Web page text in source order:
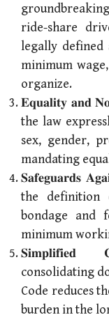
ride-share
legally defined
minimum
organize.
𝐄𝐪𝐮𝐚𝐥𝐢𝐭𝐲 𝐚𝐧𝐝
the law
sex, gender,
mandating
𝐒𝐚𝐟𝐞𝐠𝐮𝐚𝐫𝐝𝐬
the definition
bondage and
minimum
consolidating
Code reduces
burden in the